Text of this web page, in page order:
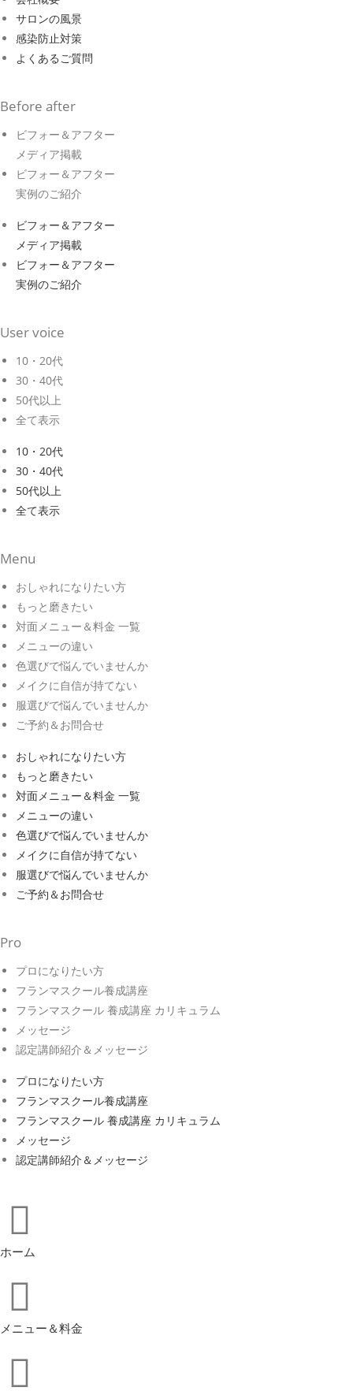
サロンの風景
感染防止対策
よくあるご質問
Before after
ビフォー＆アフター
メディア掲載
ビフォー＆アフター
実例のご紹介
ビフォー＆アフター
メディア掲載
ビフォー＆アフター
実例のご紹介
User voice
10・20代
30・40代
50代以上
全て表示
10・20代
30・40代
50代以上
全て表示
Menu
おしゃれになりたい方
もっと磨きたい
対面メニュー＆料金 一覧
メニューの違い
色選びで悩んでいませんか
メイクに自信が持てない
服選びで悩んでいませんか
ご予約＆お問合せ
おしゃれになりたい方
もっと磨きたい
対面メニュー＆料金 一覧
メニューの違い
色選びで悩んでいませんか
メイクに自信が持てない
服選びで悩んでいませんか
ご予約＆お問合せ
Pro
プロになりたい方
フランマスクール養成講座
フランマスクール 養成講座 カリキュラム
メッセージ
認定講師紹介＆メッセージ
プロになりたい方
フランマスクール養成講座
フランマスクール 養成講座 カリキュラム
メッセージ
認定講師紹介＆メッセージ
ホーム
メニュー＆料金